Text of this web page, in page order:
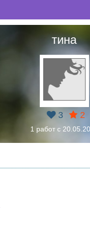
тина
3 2
1 работ с